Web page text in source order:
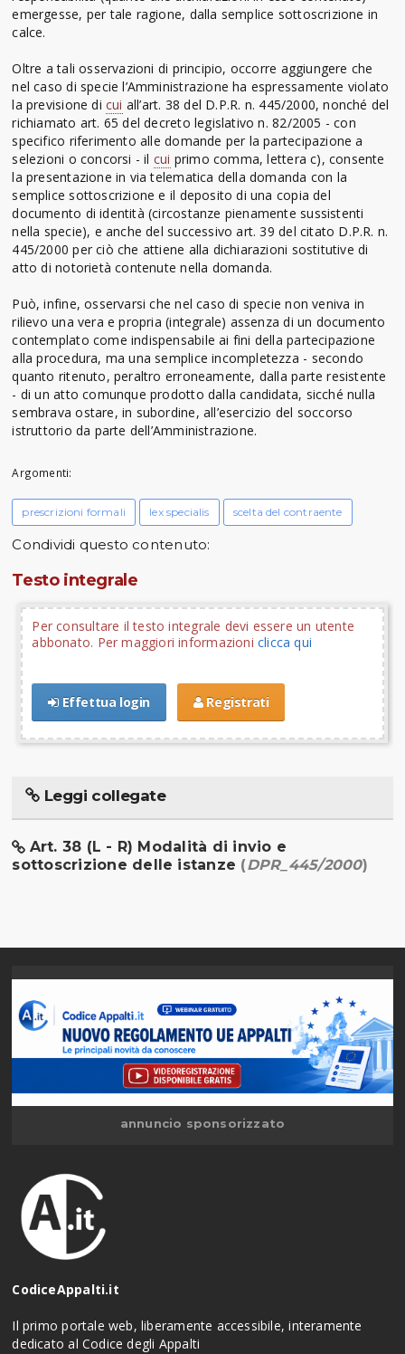
emergesse, per tale ragione, dalla semplice sottoscrizione in
calce.
Oltre a tali osservazioni di principio, occorre aggiungere che
nel caso di specie l’Amministrazione ha espressamente violato
la previsione dicui all’art. 38 del D.P.R. n. 445/2000, nonché del
richiamato art. 65 del decreto legislativo n. 82/2005 - con
specifico riferimento alle domande per la partecipazione a
selezioni o concorsi - il cui primo comma, lettera c), consente
la presentazione in via telematica della domanda con la
semplice sottoscrizione e il deposito di una copia del
documento di identità (circostanze pienamente sussistenti
nella specie), e anche del successivo art. 39 del citato D.P.R. n.
445/2000 per ciò che attiene alla dichiarazioni sostitutive di
atto di notorietà contenute nella domanda.
Può, infine, osservarsi che nel caso di specie non veniva in
rilievo una vera e propria (integrale) assenza di un documento
contemplato come indispensabile ai fini della partecipazione
alla procedura, ma una semplice incompletezza - secondo
quanto ritenuto, peraltro erroneamente, dalla parte resistente
- di un atto comunque prodotto dalla candidata, sicché nulla
sembrava ostare, in subordine, all’esercizio del soccorso
istruttorio da parte dell’Amministrazione.
Argomenti:
prescrizioni formali lex specialis scelta del contraente
Condividi questo contenuto:
Testo integrale
Per consultare il testo integrale devi essere un utente
abbonato. Per maggiori informazioni clicca qui
Effettua login Registrati
Leggi collegate
Art. 38 (L - R) Modalità di invio e
sottoscrizione delle istanze (DPR_445/2000)
annuncio sponsorizzato
CodiceAppalti.it
Il primo portale web, liberamente accessibile, interamente
dedicato al Codice degli Appalti